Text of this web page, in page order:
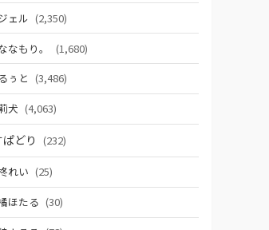
ェル (2,350)
なもり。
(1,680)
るぅと (3,486)
犬 (4,063)
どり (232)
れい (25)
ほたる (30)